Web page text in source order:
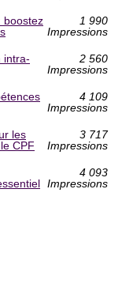
boostez
1 990
Impressions
intra-
2 560
Impressions
4 109
Impressions
les
CPF
3 717
Impressions
4 093
Impressions